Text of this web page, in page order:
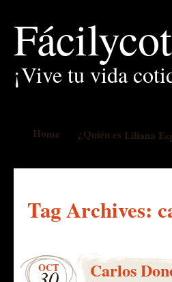
¡Vive tu vida
Home ¿Quién es Liliana
Tag Archives:
OCT Carlos